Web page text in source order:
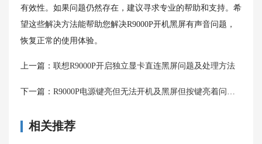
有效性。如果问题仍然存在，建议寻求专业的帮助和支持。希
望这些解决方法能帮助您解决R9000P开机黑屏有声音问题，
恢复正常的使用体验。
上一篇： 联想R9000P开启独立显卡直连黑屏问题及处理方法
下一篇： R9000P电源键亮但无法开机及黑屏但按键亮着问题的解决方法
相关推荐